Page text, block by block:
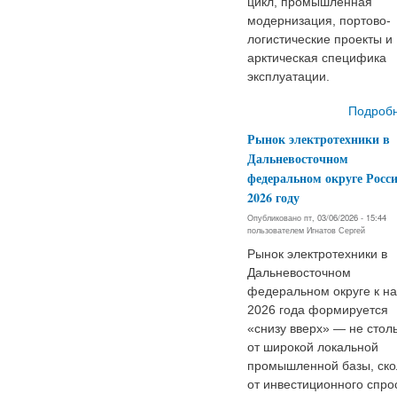
модернизация, портово-
логистические проекты и
арктическая специфика
эксплуатации.
Рынок электротехники в
Дальневосточном
федеральном округе
2026 году
Опубликовано пт, 03/06/2026 - 15:44
пользователем Игнатов Сергей
Рынок электротехники в
Дальневосточном
федеральном округе к
2026 года формируется
«снизу вверх» — не
от широкой локальной
промышленной базы,
от инвестиционного